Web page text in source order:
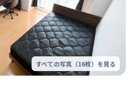
すべての写真（16枚）を見る